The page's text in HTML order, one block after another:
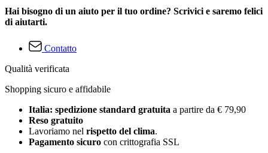
Hai bisogno di un aiuto per il tuo ordine? Scrivici e saremo felici
di aiutarti.
Contatto
Qualità verificata
Shopping sicuro e affidabile
Italia: spedizione standard gratuita a partire da € 79,90
Reso gratuito
Lavoriamo nel rispetto del clima.
Pagamento sicuro con crittografia SSL